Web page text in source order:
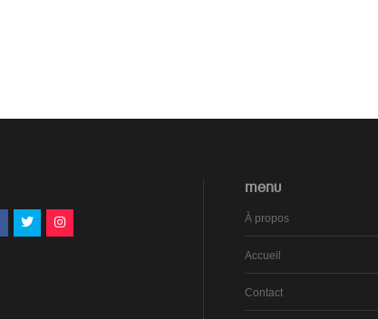
MENU
À propos
Accueil
Contact